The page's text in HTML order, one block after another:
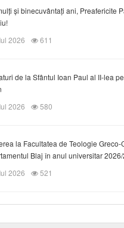
și binecuvântați ani, Preafericite
2026
611
de la Sfântul Ioan Paul al II-lea
2026
580
la Facultatea de Teologie Greco-
Blaj în anul universitar
2026
521